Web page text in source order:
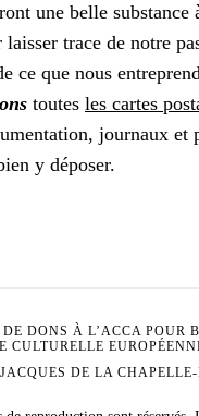
une belle substance
laisser trace de notre
ce que nous
toutes les cartes
journaux et
y déposer.
DONS À L’ACCA POUR
CULTURELLE
DE LA